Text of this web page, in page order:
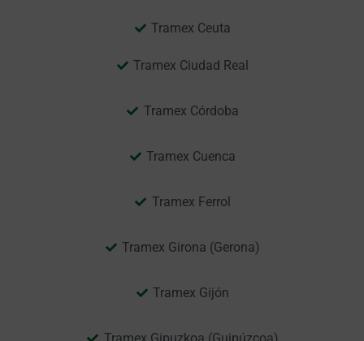
Tramex Ceuta
Tramex Ciudad Real
Tramex Córdoba
Tramex Cuenca
Tramex Ferrol
Tramex Girona (Gerona)
Tramex Gijón